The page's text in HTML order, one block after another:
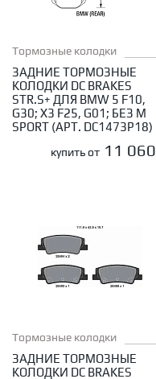
Тормозные колодки
ЗАДНИЕ ТОРМОЗНЫЕ
КОЛОДКИ DC BRAKES
STR.S+ ДЛЯ BMW 5 F10,
G30; X3 F25, G01; БЕЗ M
SPORT (АРТ. DC1473P18)
купить от 11 060
Тормозные колодки
ЗАДНИЕ ТОРМОЗНЫЕ
КОЛОДКИ DC BRAKES